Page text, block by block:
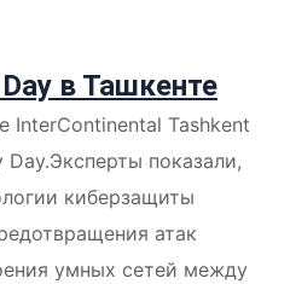
в Ташкенте
InterContinental Tashkent
показали,
киберзащиты
атак
умных сетей между